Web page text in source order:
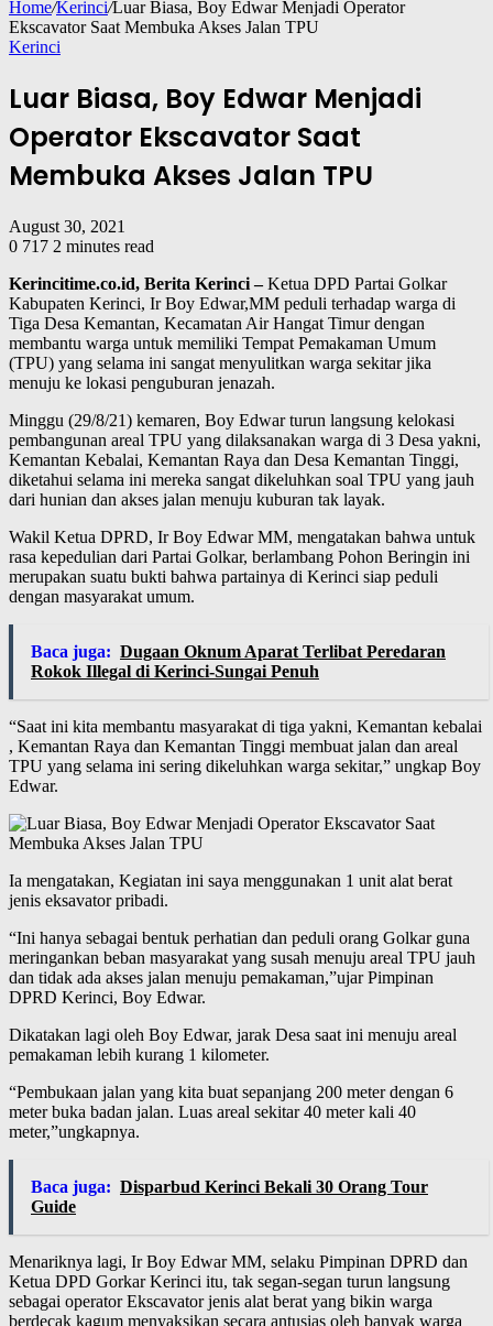
Home/Kerinci/Luar Biasa, Boy Edwar Menjadi Operator
Ekscavator Saat Membuka Akses Jalan TPU
Kerinci
Luar Biasa, Boy Edwar Menjadi
Operator Ekscavator Saat
Membuka Akses Jalan TPU
August 30, 2021
0 717 2 minutes read
Kerincitime.co.id, Berita Kerinci –Ketua DPD Partai Golkar
Kabupaten Kerinci, Ir Boy Edwar,MM peduli terhadap warga di
Tiga Desa Kemantan, Kecamatan Air Hangat Timur dengan
membantu warga untuk memiliki Tempat Pemakaman Umum
(TPU) yang selama ini sangat menyulitkan warga sekitar jika
menuju ke lokasi penguburan jenazah.
Minggu (29/8/21) kemaren, Boy Edwar turun langsung kelokasi
pembangunan areal TPU yang dilaksanakan warga di 3 Desa yakni,
Kemantan Kebalai, Kemantan Raya dan Desa Kemantan Tinggi,
diketahui selama ini mereka sangat dikeluhkan soal TPU yang jauh
dari hunian dan akses jalan menuju kuburan tak layak.
Wakil Ketua DPRD, Ir Boy Edwar MM, mengatakan bahwa untuk
rasa kepedulian dari Partai Golkar, berlambang Pohon Beringin ini
merupakan suatu bukti bahwa partainya di Kerinci siap peduli
dengan masyarakat umum.
Baca juga: Dugaan Oknum Aparat Terlibat Peredaran
Rokok Illegal di Kerinci-Sungai Penuh
“Saat ini kita membantu masyarakat di tiga yakni, Kemantan kebalai
, Kemantan Raya dan Kemantan Tinggi membuat jalan dan areal
TPU yang selama ini sering dikeluhkan warga sekitar,” ungkap Boy
Edwar.
Ia mengatakan, Kegiatan ini saya menggunakan 1 unit alat berat
jenis eksavator pribadi.
“Ini hanya sebagai bentuk perhatian dan peduli orang Golkar guna
meringankan beban masyarakat yang susah menuju areal TPU jauh
dan tidak ada akses jalan menuju pemakaman,”ujar Pimpinan
DPRD Kerinci, Boy Edwar.
Dikatakan lagi oleh Boy Edwar, jarak Desa saat ini menuju areal
pemakaman lebih kurang 1 kilometer.
“Pembukaan jalan yang kita buat sepanjang 200 meter dengan 6
meter buka badan jalan. Luas areal sekitar 40 meter kali 40
meter,”ungkapnya.
Baca juga: Disparbud Kerinci Bekali 30 Orang Tour
Guide
Menariknya lagi, Ir Boy Edwar MM, selaku Pimpinan DPRD dan
Ketua DPD Gorkar Kerinci itu, tak segan-segan turun langsung
sebagai operator Ekscavator jenis alat berat yang bikin warga
berdecak kagum menyaksikan secara antusias oleh banyak warga